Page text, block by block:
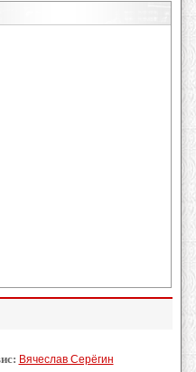
Вячеслав Серёгин